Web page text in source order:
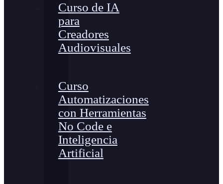
Curso de IA
para
Creadores
Audiovisuales
Curso
Automatizaciones
con Herramientas
No Code e
Inteligencia
Artificial